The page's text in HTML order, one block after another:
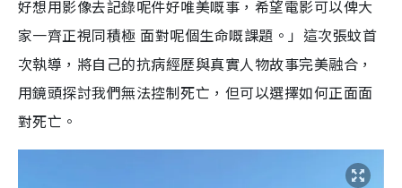
好想用影像去記錄呢件好唯美嘅事，希望電影可以俾大
家一齊正視同積極 面對呢個生命嘅課題。」這次張蚊首
次執導，將自己的抗病經歷與真實人物故事完美融合，
用鏡頭探討我們無法控制死亡，但可以選擇如何正面面
對死亡。